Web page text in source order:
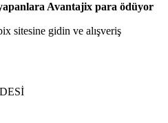
Avantajix para ödüyor
sitesine gidin ve alışveriş